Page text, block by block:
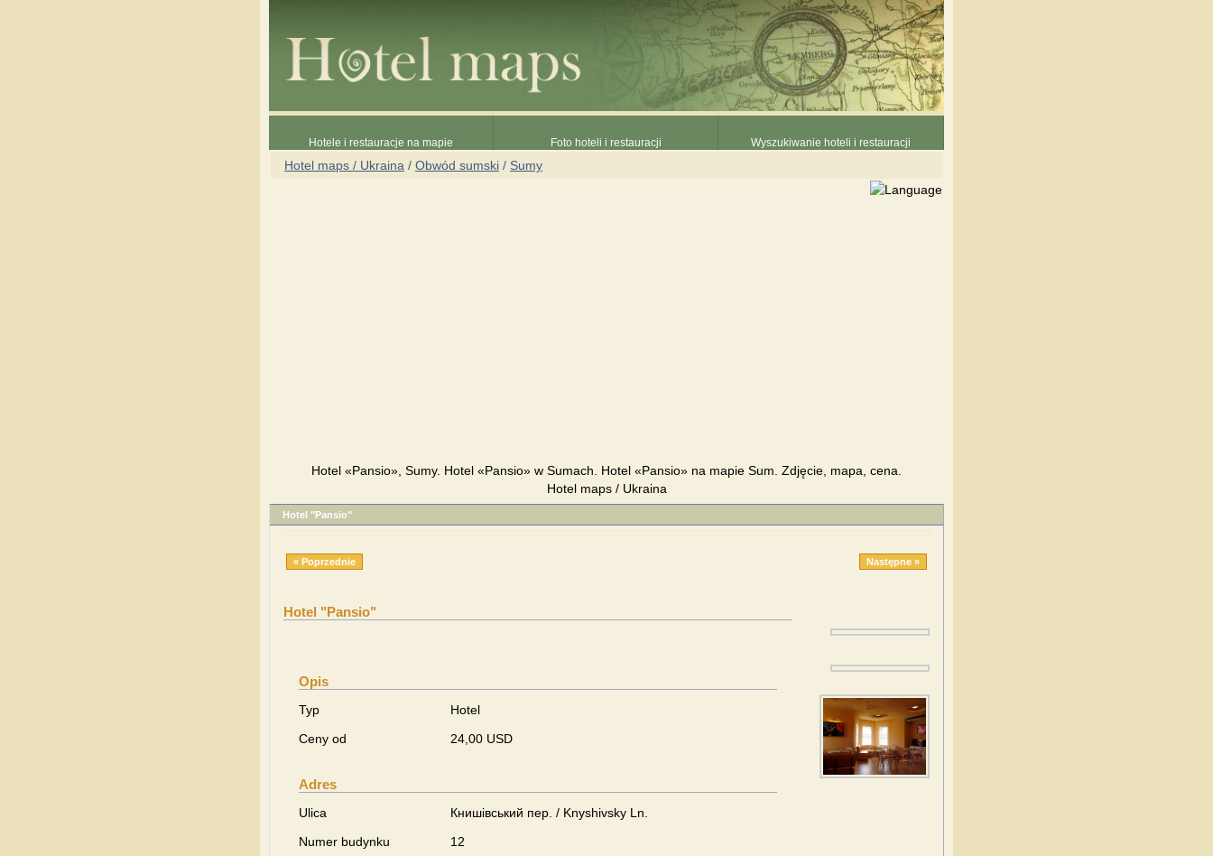
Hotele i restauracje na mapie Foto hoteli i restauracji Wyszukiwanie hoteli i restauracji
Hotel maps / Ukraina / Obwód sumski / Sumy
Hotel «Pansio», Sumy. Hotel «Pansio» w Sumach. Hotel «Pansio» na mapie Sum. Zdjęcie, mapa, cena.
Hotel maps / Ukraina
Hotel "Pansio"
« Poprzednie Następne »
Hotel "Pansio"
Opis
Typ
Hotel
Ceny od
24,00 USD
Adres
Ulica
Книшівський пер. / Knyshivsky Ln.
Numer budynku
12